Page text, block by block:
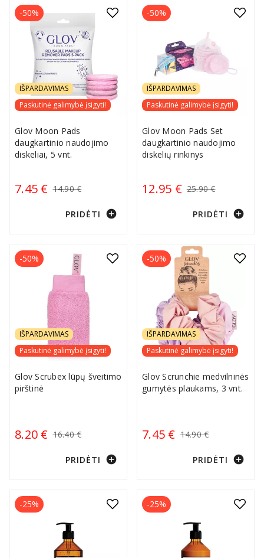
IŠPARDAVIMAS
Paskutinė galimybė įsigyti!
Glov Moon Pads
daugkartinio naudojimo
diskeliai, 5 vnt.
7.45 € 14.90 €
-50%
PRIDĖTI add_circle
IŠPARDAVIMAS
Paskutinė galimybė įsigyti!
Glov Moon Pads Set
daugkartinio naudojimo
diskelių rinkinys
12.95 € 25.90 €
-50%
PRIDĖTI add_circle
IŠPARDAVIMAS
Paskutinė galimybė įsigyti!
Glov Scrubex lūpų šveitimo
pirštinė
8.20 € 16.40 €
-50%
PRIDĖTI add_circle
IŠPARDAVIMAS
Paskutinė galimybė įsigyti!
Glov Scrunchie medvilninės
gumytės plaukams, 3 vnt.
7.45 € 14.90 €
-50%
PRIDĖTI add_circle
-25% -25%